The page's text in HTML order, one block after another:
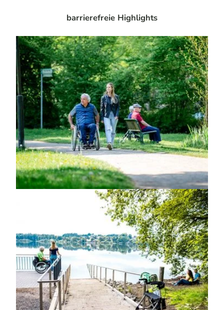
barrierefreie Highlights
© SICHTBARKEITSEXPERTEN / Fotoagentur Wolf
Bergischer Komfortspazierweg